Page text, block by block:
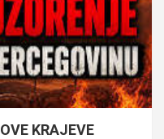
KRAJEVE